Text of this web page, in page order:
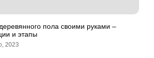
пола своими руками –
и этапы
2023